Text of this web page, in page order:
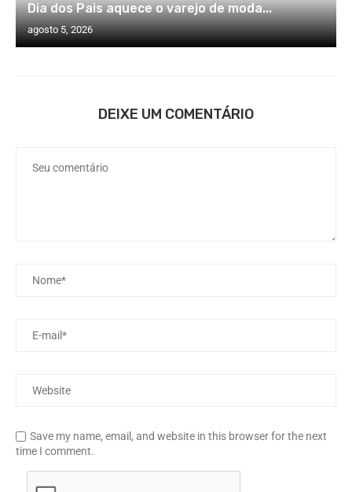
Dia dos Pais aquece o varejo de moda...
agosto 5, 2026
DEIXE UM COMENTÁRIO
Save my name, email, and website in this browser for the next
time I comment.